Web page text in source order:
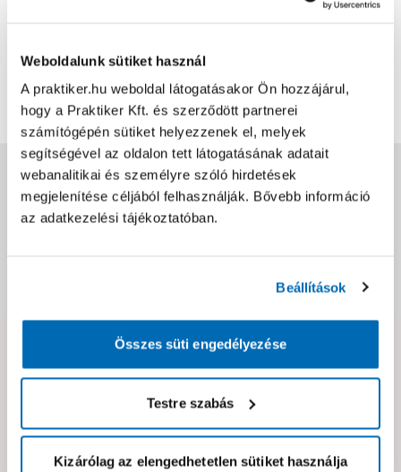
Weboldalunk sütiket használ
A praktiker.hu weboldal látogatásakor Ön hozzájárul,
hogy a Praktiker Kft. és szerződött partnerei
számítógépén sütiket helyezzenek el, melyek
segítségével az oldalon tett látogatásának adatait
webanalitikai és személyre szóló hirdetések
megjelenítése céljából felhasználják. Bővebb információ
az adatkezelési tájékoztatóban.
Beállítások
Összes süti engedélyezése
Testre szabás
Kizárólag az elengedhetetlen sütiket használja
További értékelések
Jótállás, szavatosság
Csomagolási és súly információk
Kérjük jelezd nekünk!
Neked ajánljuk!